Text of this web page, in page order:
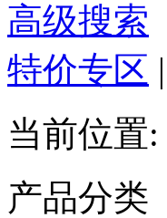
高级搜索
特价专区 |
当前位置:
产品分类